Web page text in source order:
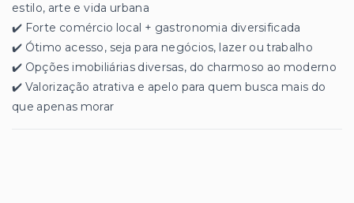
estilo, arte e vida urbana
✔️ Forte comércio local + gastronomia diversificada
✔️ Ótimo acesso, seja para negócios, lazer ou trabalho
✔️ Opções imobiliárias diversas, do charmoso ao moderno
✔️ Valorização atrativa e apelo para quem busca mais do
que apenas morar